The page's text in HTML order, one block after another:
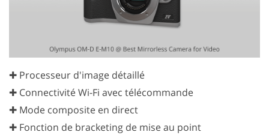
✚ Processeur d'image détaillé
✚ Connectivité Wi-Fi avec télécommande
✚ Mode composite en direct
✚ Fonction de bracketing de mise au point